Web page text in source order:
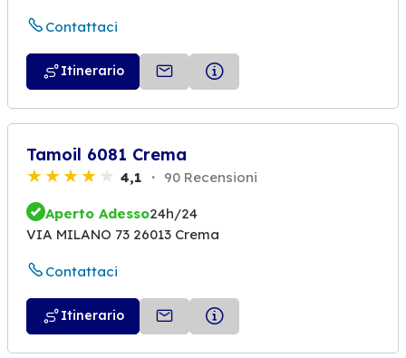
Contattaci
Itinerario
Tamoil 6081 Crema
4,1 90 Recensioni
Aperto Adesso24h/24
VIA MILANO 73 26013 Crema
Contattaci
Itinerario